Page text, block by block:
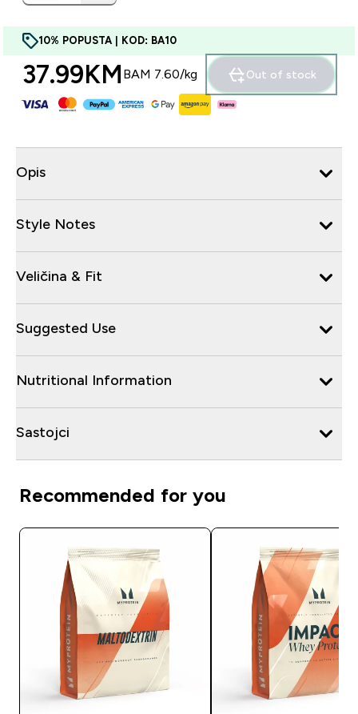
10% POPUSTA | KOD: BA10
37.99KM‎ BAM 7.60‎/kg Out of stock
Opis
Style Notes
Veličina & Fit
Suggested Use
Nutritional Information
Sastojci
Recommended for you